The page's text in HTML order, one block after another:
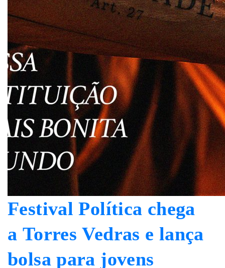
Festival Política chega
a Torres Vedras e lança
bolsa para jovens